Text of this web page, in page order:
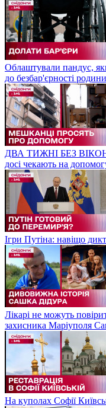
Облаштували пандус,
до безбар'єрності
ДВА ТИЖНІ БЕЗ ВІКОН.
досі чекають на
Ігри Путіна: навіщо
Лікарі не можуть
захисника Маріуполя
На куполах Софії